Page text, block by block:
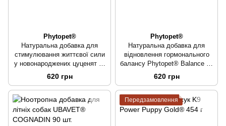
Phytopet®
Натуральна добавка для
стимулювання життєвої сили
у новонароджених цуценят та
собак похилого віку Phytopet®
Life Drops 10 мл
620 грн
Phytopet®
Натуральна добавка для
відновлення гормонального
балансу Phytopet® Balance 30
мл
620 грн
Передзамовлення